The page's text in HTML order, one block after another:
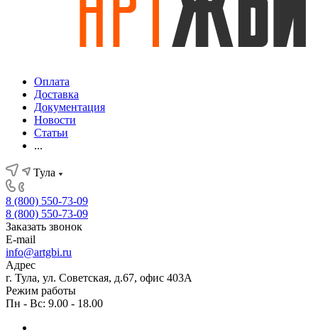
Оплата
Доставка
Документация
Новости
Статьи
...
Тула
8 (800) 550-73-09
8 (800) 550-73-09
Заказать звонок
E-mail
info@artgbi.ru
Адрес
г. Тула, ул. Советская, д.67, офис 403А
Режим работы
Пн - Вс: 9.00 - 18.00